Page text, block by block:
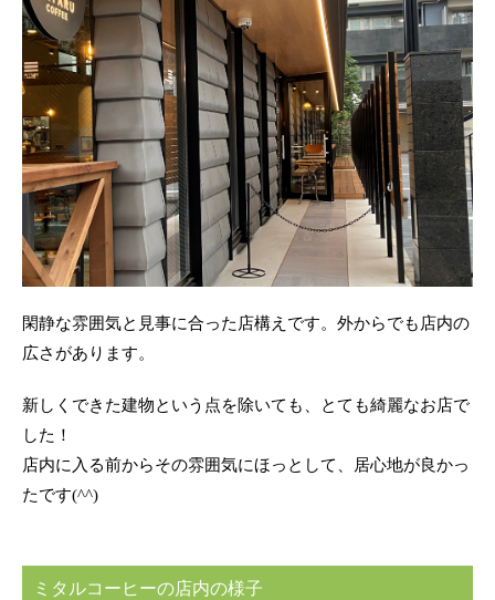
閑静な雰囲気と見事に合った店構えです。外からでも店内の
広さがあります。
新しくできた建物という点を除いても、とても綺麗なお店で
した！
店内に入る前からその雰囲気にほっとして、居心地が良かっ
たです(^^)
ミタルコーヒーの店内の様子